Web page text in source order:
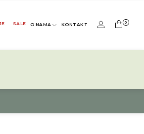
SALE O NAMA KONTAKT 0